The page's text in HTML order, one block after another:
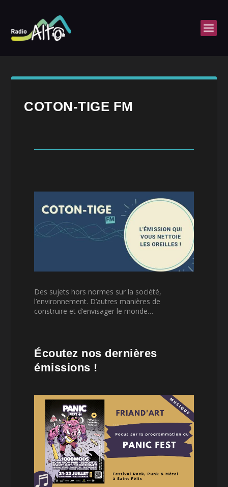
COTON-TIGE FM
Des sujets hors normes sur la société,
l’environnement. D’autres manières de
construire et d’envisager le monde…
Écoutez nos dernières
émissions !